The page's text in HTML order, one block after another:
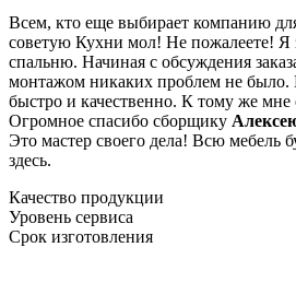
Всем, кто еще выбирает компанию
советую Кухни мол! Не пожалеете! Я
спальню. Начиная с обсуждения
монтажом никаких проблем не было.
быстро и качественно. К тому же мне
Огромное спасибо сборщику
Это мастер своего дела! Всю мебель
здесь.
Качество продукции
Уровень сервиса
Срок изготовления